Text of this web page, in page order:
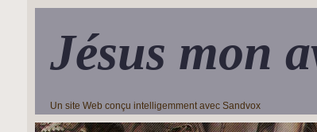
Jésus mon
Un site Web conçu intelligemment avec Sandvox